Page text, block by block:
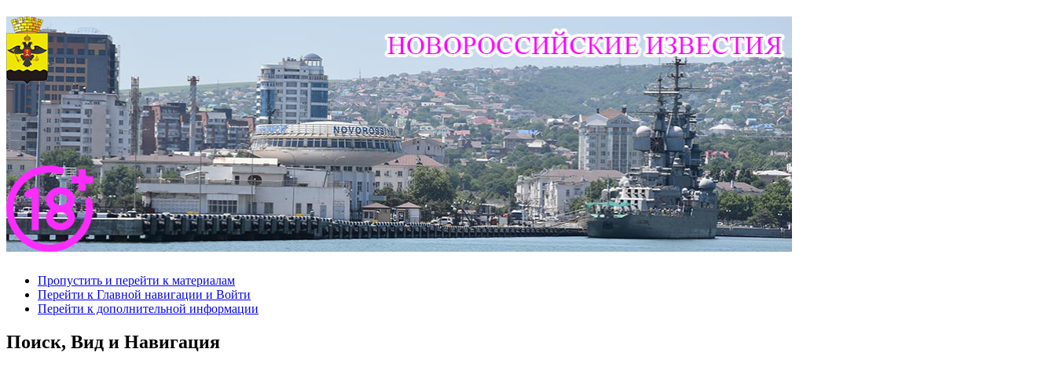
Пропустить и перейти к материалам
Перейти к Главной навигации и Войти
Перейти к дополнительной информации
Поиск, Вид и Навигация